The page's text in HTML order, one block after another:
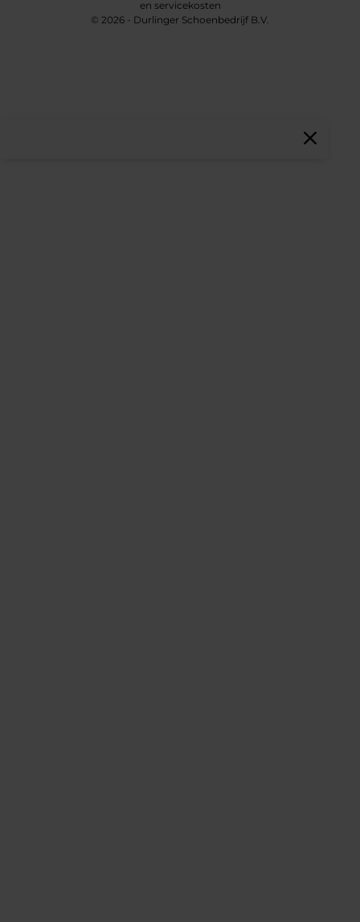
en servicekosten
© 2026 - Durlinger Schoenbedrijf B.V.